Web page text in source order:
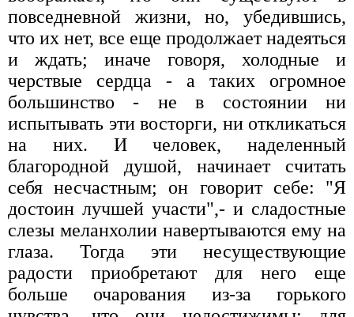
повседневной жизни, но, убедившись,
что их нет, все еще продолжает надеяться
и ждать; иначе говоря, холодные и
черствые сердца - а таких огромное
большинство - не в состоянии ни
испытывать эти восторги, ни откликаться
на них. И человек, наделенный
благородной душой, начинает считать
себя несчастным; он говорит себе: "Я
достоин лучшей участи",- и сладостные
слезы меланхолии навертываются ему на
глаза. Тогда эти несуществующие
радости приобретают для него еще
больше очарования из-за горького